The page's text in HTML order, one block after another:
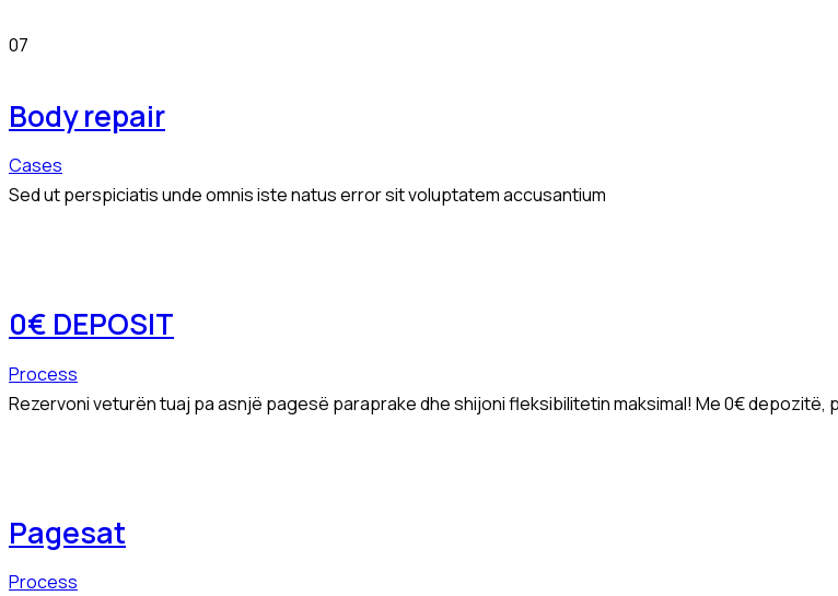
07
Body repair
Cases
Sed ut perspiciatis unde omnis iste natus error sit voluptatem accusantium
0€ DEPOSIT
Process
Rezervoni veturën tuaj pa asnjë pagesë paraprake dhe shijoni fleksibilitetin maksimal! Me 0€
Pagesat
Process